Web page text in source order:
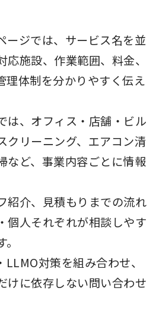
ージでは、サービス名を並
施設、作業範囲、料金、
理体制を分かりやすく伝え
は、オフィス・店舗・ビル
クリーニング、エアコン清
など、事業内容ごとに情報
紹介、見積もりまでの流れ
個人それぞれが相談しやす
LLMO対策を組み合わせ、
けに依存しない問い合わせ